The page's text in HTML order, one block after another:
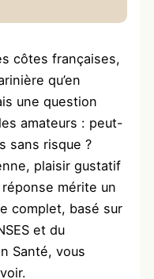
côtes françaises,
qu’en
une question
amateurs : peut-
sans risque ?
plaisir gustatif
mérite un
complet, basé sur
et du
Santé, vous